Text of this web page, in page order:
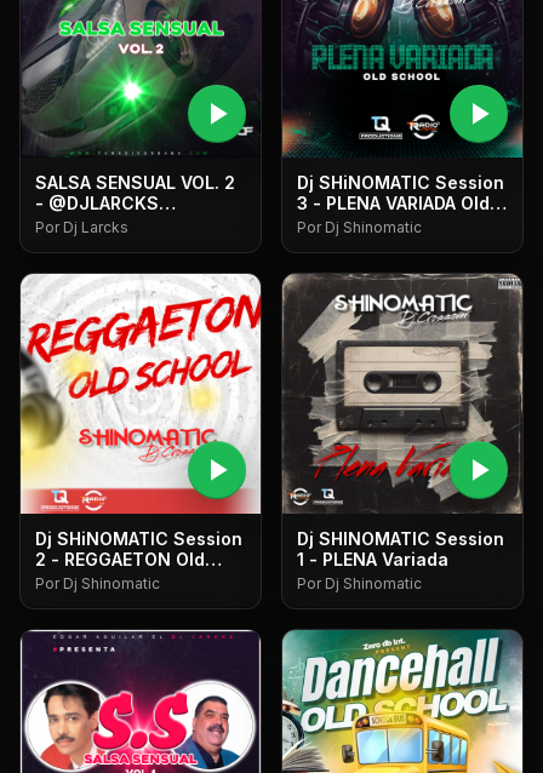
play_arrow
SALSA SENSUAL VOL. 2
- @DJLARCKS
@CARFASHIONPTY
Por Dj Larcks
play_arrow
Dj SHiNOMATIC Session
3 - PLENA VARIADA Old
School
Por Dj Shinomatic
play_arrow
Dj SHiNOMATIC Session
2 - REGGAETON Old
School
Por Dj Shinomatic
play_arrow
Dj SHINOMATIC Session
1 - PLENA Variada
Por Dj Shinomatic